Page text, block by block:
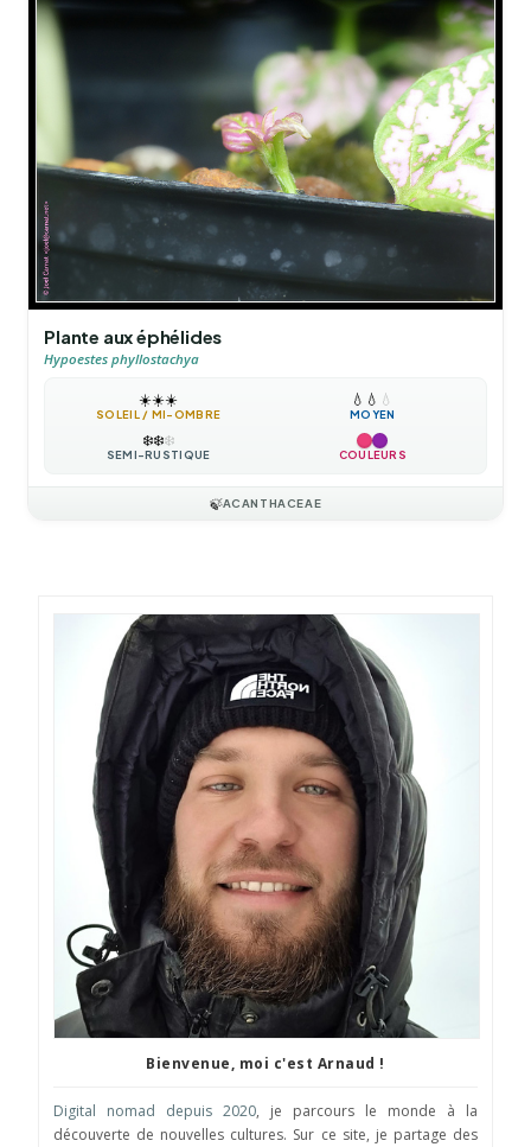
Plante aux éphélides
Hypoestes phyllostachya
☀️☀️☀️
SOLEIL / MI-OMBRE
💧 💧 💧
MOYEN
❄️❄️❄️
SEMI-RUSTIQUE COULEURS
🍃ACANTHACEAE
Bienvenue, moi c'est Arnaud !
Digital nomad depuis 2020, je parcours le monde à la
découverte de nouvelles cultures. Sur ce site, je partage des